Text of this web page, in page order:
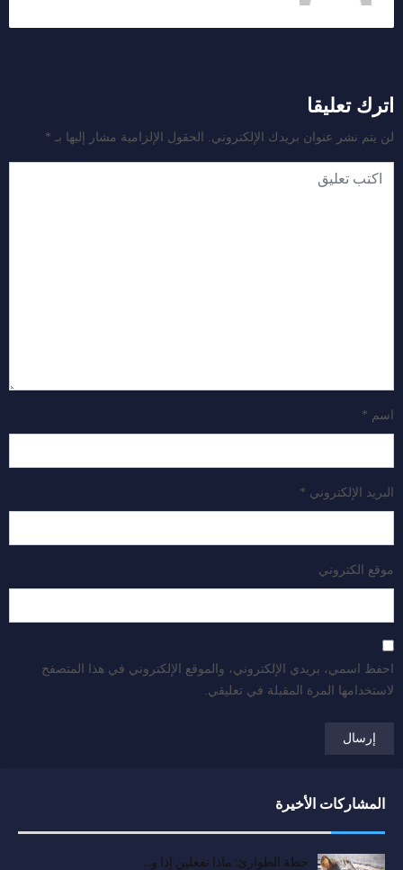
اترك تعليقا
لن يتم نشر عنوان بريدك الإلكتروني. الحقول الإلزامية مشار إليها بـ *
اسم *
البريد الإلكتروني *
موقع الكتروني
احفظ اسمي، بريدي الإلكتروني، والموقع الإلكتروني في هذا المتصفح
لاستخدامها المرة المقبلة في تعليقي.
المشاركات الأخيرة
خطة الطوارئ: ماذا تفعلين إذا و…